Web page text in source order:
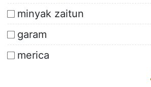
minyak zaitun
garam
merica